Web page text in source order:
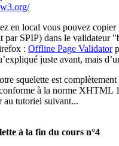
en local vous pouvez copier
par SPIP) dans le validateur
: Offline Page Validator
juste avant, mais
squelette est complètement
à la norme XHTML
au tutoriel suivant...
à la fin du cours n°4